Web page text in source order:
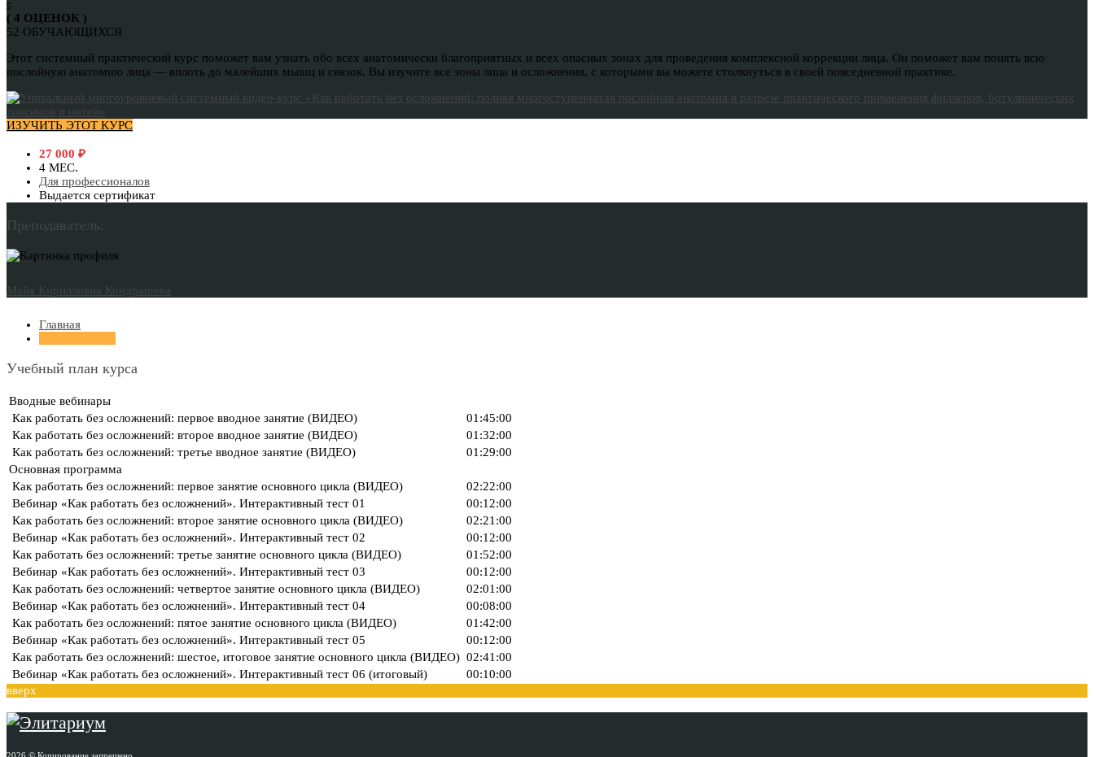
5
( 4 ОЦЕНОК )
52 ОБУЧАЮЩИХСЯ
Этот системный практический курс поможет вам узнать обо всех анатомически благоприятных и всех опасных зонах для проведения комплексной коррекции лица. Он поможет вам понять всю
послойную анатомию лица — вплоть до малейших мышц и связок. Вы изучите все зоны лица и осложнения, с которыми вы можете столкнуться в своей повседневной практике.
ИЗУЧИТЬ ЭТОТ КУРС
27 000 ₽
4 МЕС.
Для профессионалов
Выдается сертификат
Преподаватель:
Майя Кирилловна Кондрашева
Главная
Учебный план курса
Вводные вебинары
Как работать без осложнений: первое вводное занятие (ВИДЕО)
01:45:00
Как работать без осложнений: второе вводное занятие (ВИДЕО)
01:32:00
Как работать без осложнений: третье вводное занятие (ВИДЕО)
01:29:00
Основная программа
Как работать без осложнений: первое занятие основного цикла (ВИДЕО)
02:22:00
Вебинар «Как работать без осложнений». Интерактивный тест 01
00:12:00
Как работать без осложнений: второе занятие основного цикла (ВИДЕО)
02:21:00
Вебинар «Как работать без осложнений». Интерактивный тест 02
00:12:00
Как работать без осложнений: третье занятие основного цикла (ВИДЕО)
01:52:00
Вебинар «Как работать без осложнений». Интерактивный тест 03
00:12:00
Как работать без осложнений: четвертое занятие основного цикла (ВИДЕО)
02:01:00
Вебинар «Как работать без осложнений». Интерактивный тест 04
00:08:00
Как работать без осложнений: пятое занятие основного цикла (ВИДЕО)
01:42:00
Вебинар «Как работать без осложнений». Интерактивный тест 05
00:12:00
Как работать без осложнений: шестое, итоговое занятие основного цикла (ВИДЕО) 02:41:00
Вебинар «Как работать без осложнений». Интерактивный тест 06 (итоговый)
00:10:00
вверх